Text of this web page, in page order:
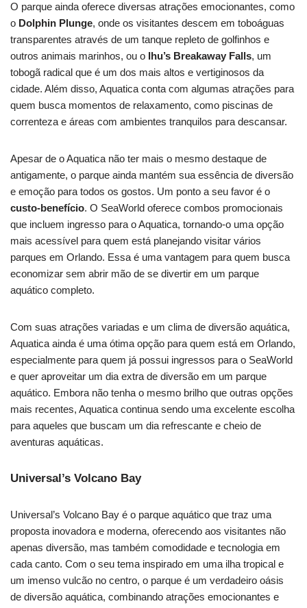
O parque ainda oferece diversas atrações emocionantes, como
o Dolphin Plunge, onde os visitantes descem em toboáguas
transparentes através de um tanque repleto de golfinhos e
outros animais marinhos, ou o Ihu’s Breakaway Falls, um
tobogã radical que é um dos mais altos e vertiginosos da
cidade. Além disso, Aquatica conta com algumas atrações para
quem busca momentos de relaxamento, como piscinas de
correnteza e áreas com ambientes tranquilos para descansar.
Apesar de o Aquatica não ter mais o mesmo destaque de
antigamente, o parque ainda mantém sua essência de diversão
e emoção para todos os gostos. Um ponto a seu favor é o
custo-benefício. O SeaWorld oferece combos promocionais
que incluem ingresso para o Aquatica, tornando-o uma opção
mais acessível para quem está planejando visitar vários
parques em Orlando. Essa é uma vantagem para quem busca
economizar sem abrir mão de se divertir em um parque
aquático completo.
Com suas atrações variadas e um clima de diversão aquática,
Aquatica ainda é uma ótima opção para quem está em Orlando,
especialmente para quem já possui ingressos para o SeaWorld
e quer aproveitar um dia extra de diversão em um parque
aquático. Embora não tenha o mesmo brilho que outras opções
mais recentes, Aquatica continua sendo uma excelente escolha
para aqueles que buscam um dia refrescante e cheio de
aventuras aquáticas.
Universal’s Volcano Bay
Universal’s Volcano Bay é o parque aquático que traz uma
proposta inovadora e moderna, oferecendo aos visitantes não
apenas diversão, mas também comodidade e tecnologia em
cada canto. Com o seu tema inspirado em uma ilha tropical e
um imenso vulcão no centro, o parque é um verdadeiro oásis
de diversão aquática, combinando atrações emocionantes e